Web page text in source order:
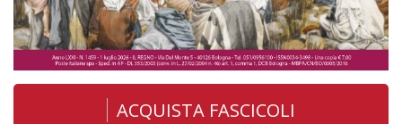
ACQUISTA FASCICOLI